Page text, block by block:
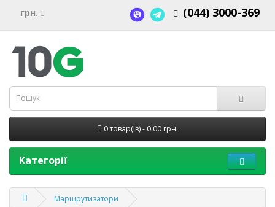
грн. (044) 3000-369
0 товар(ів) - 0.00 грн.
Категорії
Маршрутизатори